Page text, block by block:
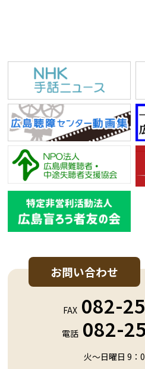
お問い合わせ
FAX 082-
電話 082-
火～日曜日 9：